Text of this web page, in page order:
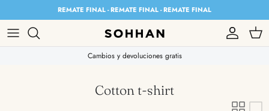
REMATE FINAL - REMATE FINAL - REMATE FINAL
Account
Cart
Cambios y devoluciones gratis
Cotton t-shirt